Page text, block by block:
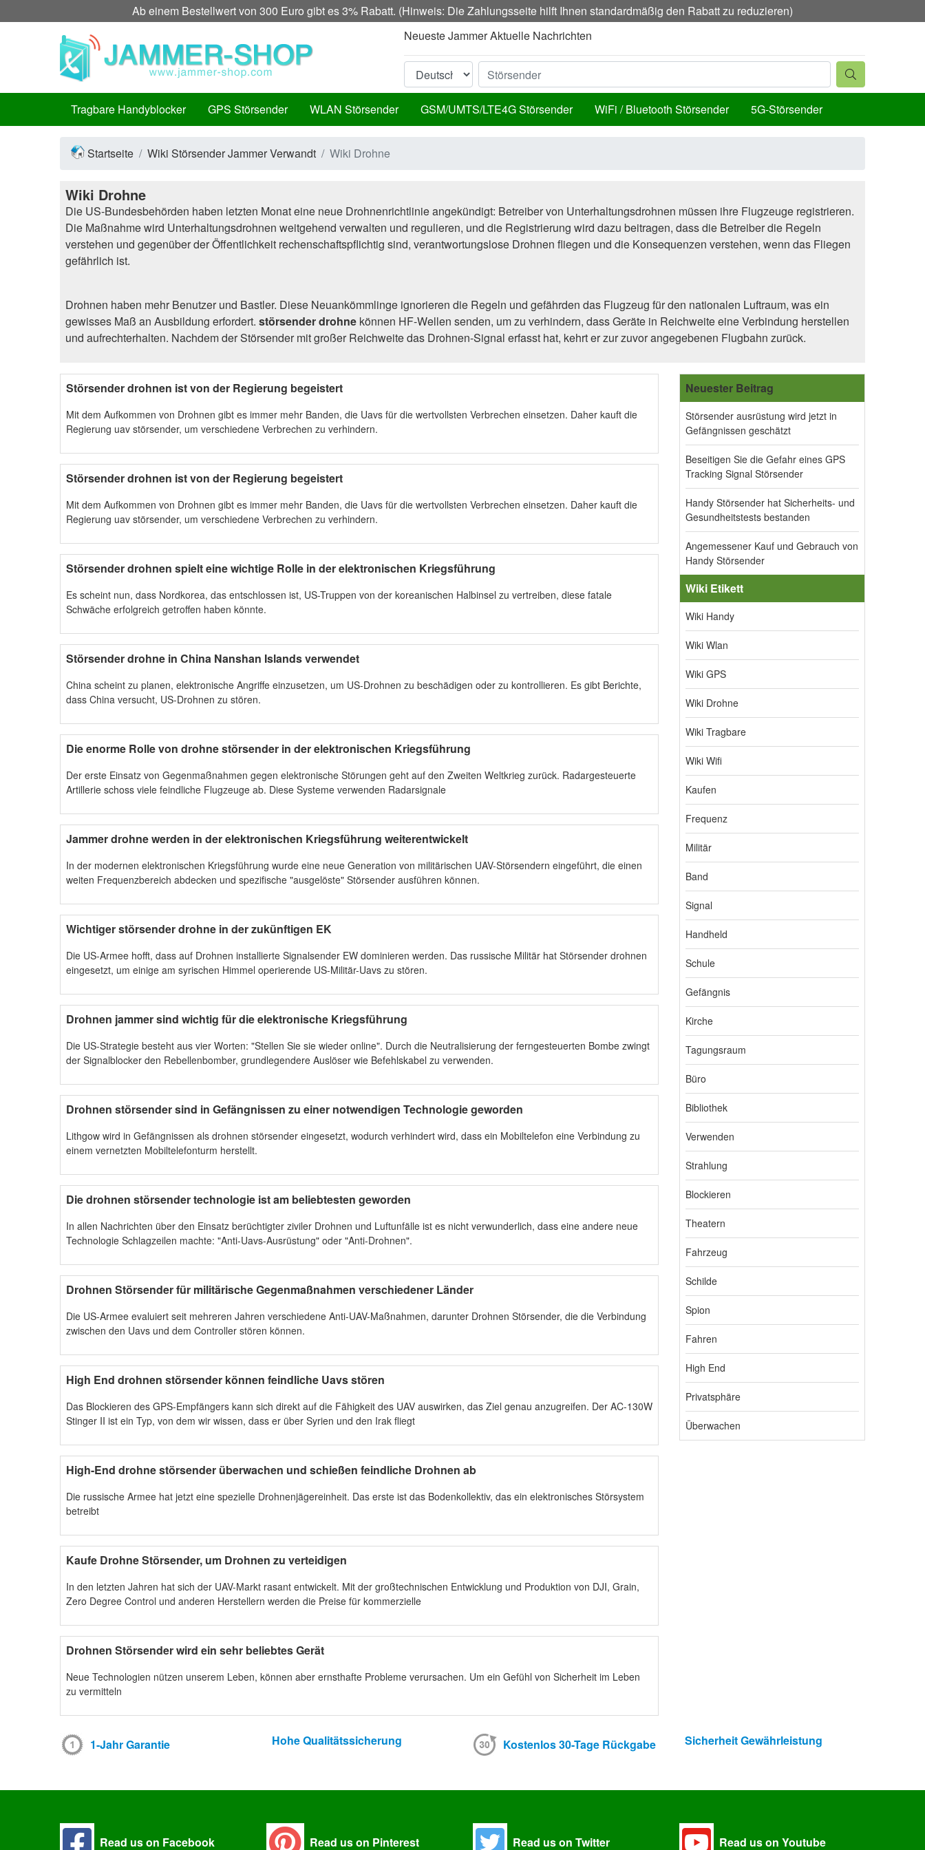
Ab einem Bestellwert von 300 Euro gibt es 3% Rabatt. (Hinweis: Die Zahlungsseite hilft Ihnen standardmäßig den Rabatt zu reduzieren)
Neueste Jammer Aktuelle Nachrichten
Tragbare Handyblocker GPS Störsender WLAN Störsender GSM/UMTS/LTE4G Störsender WiFi / Bluetooth Störsender 5G-Störsender
Startseite Wiki Störsender Jammer Verwandt Wiki Drohne
Wiki Drohne
Die US-Bundesbehörden haben letzten Monat eine neue Drohnenrichtlinie angekündigt: Betreiber von Unterhaltungsdrohnen müssen ihre Flugzeuge registrieren.
Die Maßnahme wird Unterhaltungsdrohnen weitgehend verwalten und regulieren, und die Registrierung wird dazu beitragen, dass die Betreiber die Regeln
verstehen und gegenüber der Öffentlichkeit rechenschaftspflichtig sind, verantwortungslose Drohnen fliegen und die Konsequenzen verstehen, wenn das Fliegen
gefährlich ist.
Drohnen haben mehr Benutzer und Bastler. Diese Neuankömmlinge ignorieren die Regeln und gefährden das Flugzeug für den nationalen Luftraum, was ein
gewisses Maß an Ausbildung erfordert. störsender drohne können HF-Wellen senden, um zu verhindern, dass Geräte in Reichweite eine Verbindung herstellen
und aufrechterhalten. Nachdem der Störsender mit großer Reichweite das Drohnen-Signal erfasst hat, kehrt er zur zuvor angegebenen Flugbahn zurück.
Störsender drohnen ist von der Regierung begeistert
Mit dem Aufkommen von Drohnen gibt es immer mehr Banden, die Uavs für die wertvollsten Verbrechen einsetzen. Daher kauft die
Regierung uav störsender, um verschiedene Verbrechen zu verhindern.
Störsender drohnen ist von der Regierung begeistert
Mit dem Aufkommen von Drohnen gibt es immer mehr Banden, die Uavs für die wertvollsten Verbrechen einsetzen. Daher kauft die
Regierung uav störsender, um verschiedene Verbrechen zu verhindern.
Störsender drohnen spielt eine wichtige Rolle in der elektronischen Kriegsführung
Es scheint nun, dass Nordkorea, das entschlossen ist, US-Truppen von der koreanischen Halbinsel zu vertreiben, diese fatale
Schwäche erfolgreich getroffen haben könnte.
Störsender drohne in China Nanshan Islands verwendet
China scheint zu planen, elektronische Angriffe einzusetzen, um US-Drohnen zu beschädigen oder zu kontrollieren. Es gibt Berichte,
dass China versucht, US-Drohnen zu stören.
Die enorme Rolle von drohne störsender in der elektronischen Kriegsführung
Der erste Einsatz von Gegenmaßnahmen gegen elektronische Störungen geht auf den Zweiten Weltkrieg zurück. Radargesteuerte
Artillerie schoss viele feindliche Flugzeuge ab. Diese Systeme verwenden Radarsignale
Jammer drohne werden in der elektronischen Kriegsführung weiterentwickelt
In der modernen elektronischen Kriegsführung wurde eine neue Generation von militärischen UAV-Störsendern eingeführt, die einen
weiten Frequenzbereich abdecken und spezifische "ausgelöste" Störsender ausführen können.
Wichtiger störsender drohne in der zukünftigen EK
Die US-Armee hofft, dass auf Drohnen installierte Signalsender EW dominieren werden. Das russische Militär hat Störsender drohnen
eingesetzt, um einige am syrischen Himmel operierende US-Militär-Uavs zu stören.
Drohnen jammer sind wichtig für die elektronische Kriegsführung
Die US-Strategie besteht aus vier Worten: "Stellen Sie sie wieder online". Durch die Neutralisierung der ferngesteuerten Bombe zwingt
der Signalblocker den Rebellenbomber, grundlegendere Auslöser wie Befehlskabel zu verwenden.
Drohnen störsender sind in Gefängnissen zu einer notwendigen Technologie geworden
Lithgow wird in Gefängnissen als drohnen störsender eingesetzt, wodurch verhindert wird, dass ein Mobiltelefon eine Verbindung zu
einem vernetzten Mobiltelefonturm herstellt.
Die drohnen störsender technologie ist am beliebtesten geworden
In allen Nachrichten über den Einsatz berüchtigter ziviler Drohnen und Luftunfälle ist es nicht verwunderlich, dass eine andere neue
Technologie Schlagzeilen machte: "Anti-Uavs-Ausrüstung" oder "Anti-Drohnen".
Drohnen Störsender für militärische Gegenmaßnahmen verschiedener Länder
Die US-Armee evaluiert seit mehreren Jahren verschiedene Anti-UAV-Maßnahmen, darunter Drohnen Störsender, die die Verbindung
zwischen den Uavs und dem Controller stören können.
High End drohnen störsender können feindliche Uavs stören
Das Blockieren des GPS-Empfängers kann sich direkt auf die Fähigkeit des UAV auswirken, das Ziel genau anzugreifen. Der AC-130W
Stinger II ist ein Typ, von dem wir wissen, dass er über Syrien und den Irak fliegt
High-End drohne störsender überwachen und schießen feindliche Drohnen ab
Die russische Armee hat jetzt eine spezielle Drohnenjägereinheit. Das erste ist das Bodenkollektiv, das ein elektronisches Störsystem
betreibt
Kaufe Drohne Störsender, um Drohnen zu verteidigen
In den letzten Jahren hat sich der UAV-Markt rasant entwickelt. Mit der großtechnischen Entwicklung und Produktion von DJI, Grain,
Zero Degree Control und anderen Herstellern werden die Preise für kommerzielle
Drohnen Störsender wird ein sehr beliebtes Gerät
Neue Technologien nützen unserem Leben, können aber ernsthafte Probleme verursachen. Um ein Gefühl von Sicherheit im Leben
zu vermitteln
Neuester Beitrag
Störsender ausrüstung wird jetzt in
Gefängnissen geschätzt
Beseitigen Sie die Gefahr eines GPS
Tracking Signal Störsender
Handy Störsender hat Sicherheits- und
Gesundheitstests bestanden
Angemessener Kauf und Gebrauch von
Handy Störsender
Wiki Etikett
Wiki Handy
Wiki Wlan
Wiki GPS
Wiki Drohne
Wiki Tragbare
Wiki Wifi
Kaufen
Frequenz
Militär
Band
Signal
Handheld
Schule
Gefängnis
Kirche
Tagungsraum
Büro
Bibliothek
Verwenden
Strahlung
Blockieren
Theatern
Fahrzeug
Schilde
Spion
Fahren
High End
Privatsphäre
Überwachen
1-Jahr Garantie Hohe Qualitätssicherung Kostenlos 30-Tage Rückgabe Sicherheit Gewährleistung
Read us on Facebook Read us on Pinterest Read us on Twitter Read us on Youtube